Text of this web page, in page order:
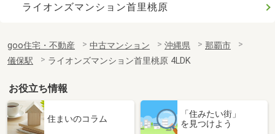
ライオンズマンション首里桃原
goo住宅・不動産 中古マンション 沖縄県
那覇市
儀保駅
ライオンズマンション首里桃原 4LDK
お役立ち情報
住まいのコラム
「住みたい街」
を見つけよう